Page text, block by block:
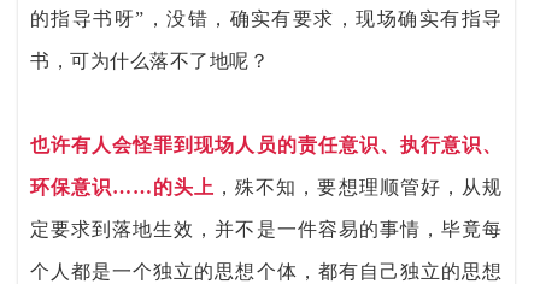
的指导书呀”，没错，确实有要求，现场确实有指导
书，可为什么落不了地呢？
也许有人会怪罪到现场人员的责任意识、执行意识、
环保意识……的头上 ，殊不知，要想理顺管好，从规
定要求到落地生效，并不是一件容易的事情，毕竟每
个人都是一个独立的思想个体，都有自己独立的思想